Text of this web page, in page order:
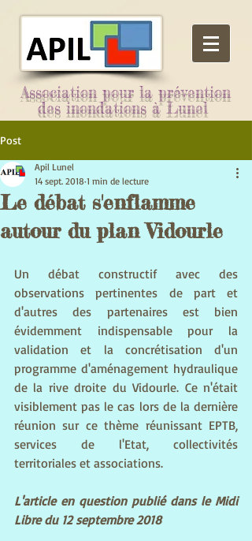
Association pour la prévention
des inondations à Lunel
Post
Le débat s'enflamme
autour du plan Vidourle
Apil Lunel
14 sept. 2018 1 min de lecture
Un débat constructif avec des
observations pertinentes de part et
d'autres des partenaires est bien
évidemment indispensable pour la
validation et la concrétisation d'un
programme d'aménagement hydraulique
de la rive droite du Vidourle. Ce n'était
visiblement pas le cas lors de la dernière
réunion sur ce thème réunissant EPTB,
services de l'Etat, collectivités
territoriales et associations.
L'article en question publié dans le Midi
Libre du 12 septembre 2018